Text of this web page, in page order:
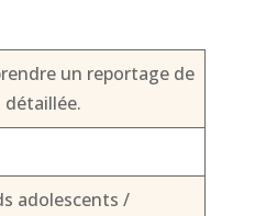
un reportage de
détaillée.
adolescents /